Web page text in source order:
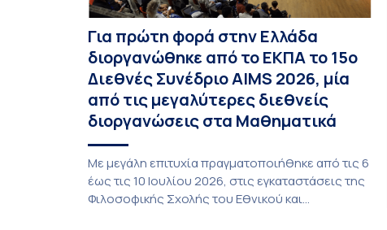
Για πρώτη φορά στην Ελλάδα
διοργανώθηκε από το ΕΚΠΑ το 15ο
Διεθνές Συνέδριο AIMS 2026, μία
από τις μεγαλύτερες διεθνείς
διοργανώσεις στα Μαθηματικά
Με μεγάλη επιτυχία πραγματοποιήθηκε από τις 6
έως τις 10 Ιουλίου 2026, στις εγκαταστάσεις της
Φιλοσοφικής Σχολής του Εθνικού και